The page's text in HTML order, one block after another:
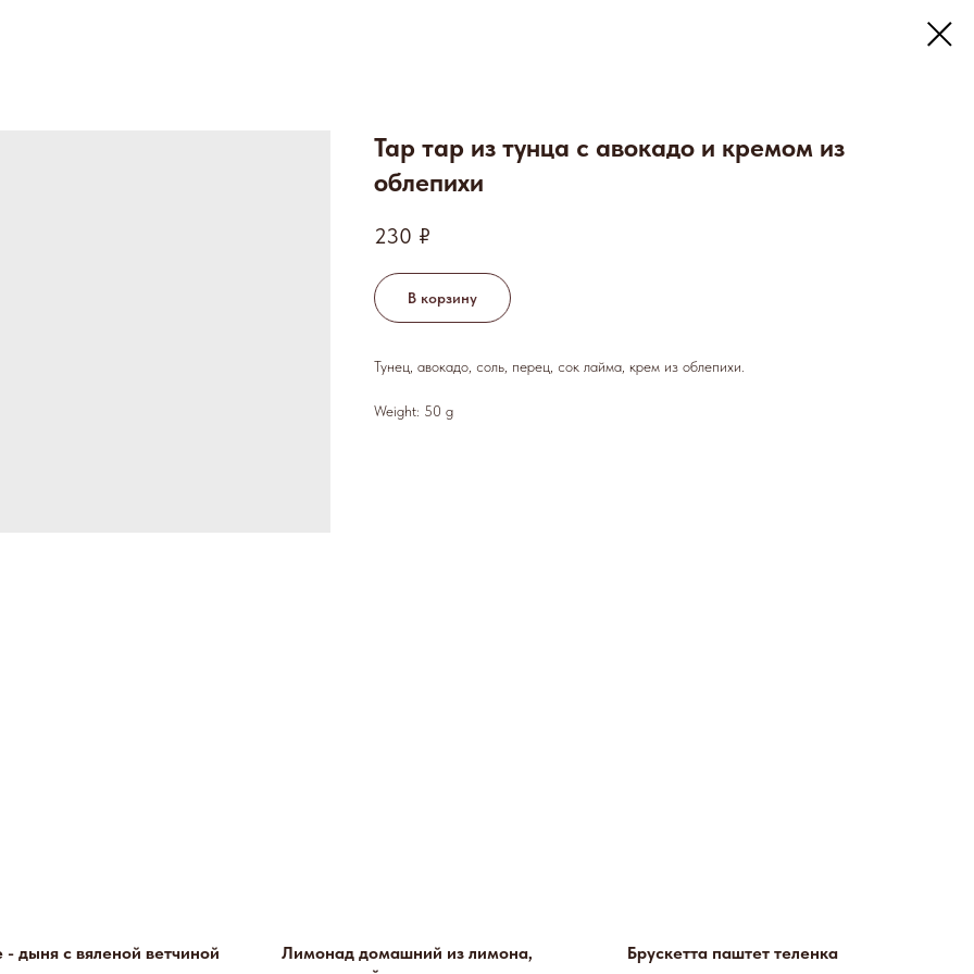
Тар тар из тунца с авокадо и кремом из
облепихи
230 ₽
В корзину
Тунец, авокадо, соль, перец, сок лайма, крем из облепихи.
Weight: 50 g
- дыня с вяленой ветчиной
Лимонад домашний из лимона,
Брускетта паштет теленка